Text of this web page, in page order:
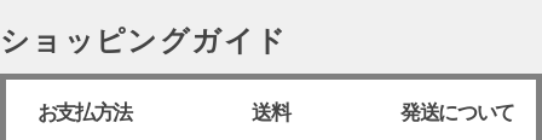
ショッピングガイド
お支払方法 送料 発送について